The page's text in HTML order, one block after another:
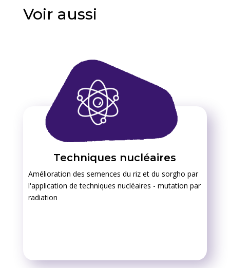
Voir aussi
Techniques nucléaires
Amélioration des semences du riz et du sorgho par
l'application de techniques nucléaires - mutation par
radiation